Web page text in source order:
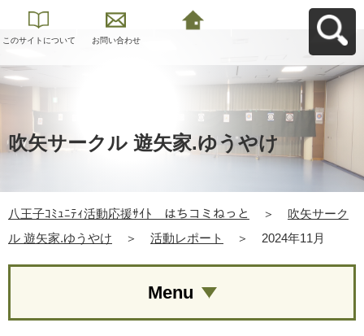
このサイトについて お問い合わせ
吹矢サークル 遊矢家.ゆうやけ
八王子ｺﾐｭﾆﾃｨ活動応援ｻｲﾄ はちコミねっと ＞
吹矢サーク
ル 遊矢家.ゆうやけ
＞ 活動レポート ＞ 2024年11月
Menu